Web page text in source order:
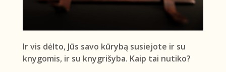
Ir vis dėlto, Jūs savo kūrybą susiejote ir su
knygomis, ir su knygrišyba. Kaip tai nutiko?